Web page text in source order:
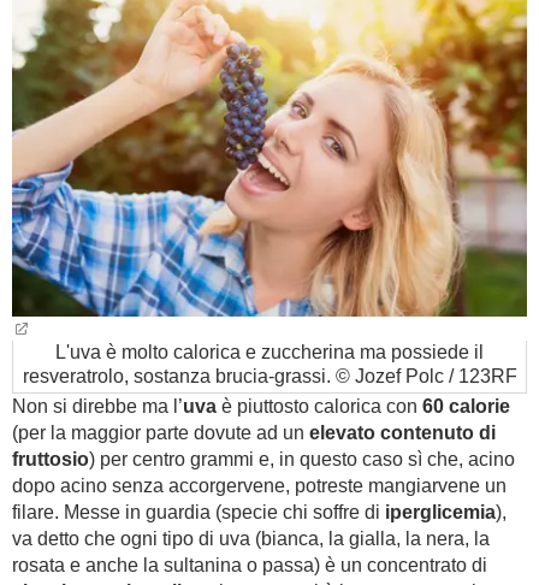
L'uva è molto calorica e zuccherina ma possiede il
resveratrolo, sostanza brucia-grassi. © Jozef Polc / 123RF
Non si direbbe ma l’uva è piuttosto calorica con 60 calorie
(per la maggior parte dovute ad un elevato contenuto di
fruttosio) per centro grammi e, in questo caso sì che, acino
dopo acino senza accorgervene, potreste mangiarvene un
filare. Messe in guardia (specie chi soffre di iperglicemia),
va detto che ogni tipo di uva (bianca, la gialla, la nera, la
rosata e anche la sultanina o passa) è un concentrato di